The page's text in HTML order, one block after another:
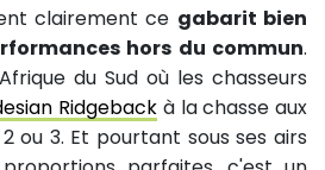
clairement ce gabarit bien
hors du commun.
du Sud où les chasseurs
Ridgeback à la chasse aux
ou 3. Et pourtant sous ses airs